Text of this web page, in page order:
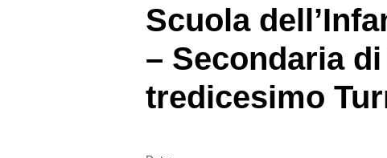
Scuola
– Secondaria
tredicesimo